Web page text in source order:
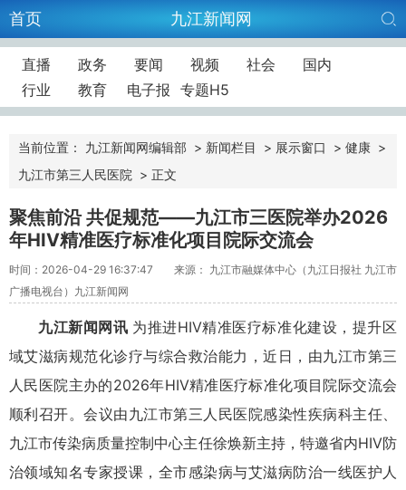
首页 九江新闻网
直播 政务 要闻 视频 社会
国内
行业
教育 电子报 专题H5
当前位置： 九江新闻网编辑部 > 新闻栏目 > 展示窗口 > 健康 >
九江市第三人民医院 > 正文
聚焦前沿 共促规范——九江市三医院举办2026
年HIV精准医疗标准化项目院际交流会
时间：2026-04-29 16:37:47
来源： 九江市融媒体中心（九江日报社 九江市
广播电视台）九江新闻网
九江新闻网讯 为推进HIV精准医疗标准化建设，提升区
域艾滋病规范化诊疗与综合救治能力，近日，由九江市第三
人民医院主办的2026年HIV精准医疗标准化项目院际交流会
顺利召开。会议由九江市第三人民医院感染性疾病科主任、
九江市传染病质量控制中心主任徐焕新主持，特邀省内HIV防
治领域知名专家授课，全市感染病与艾滋病防治一线医护人